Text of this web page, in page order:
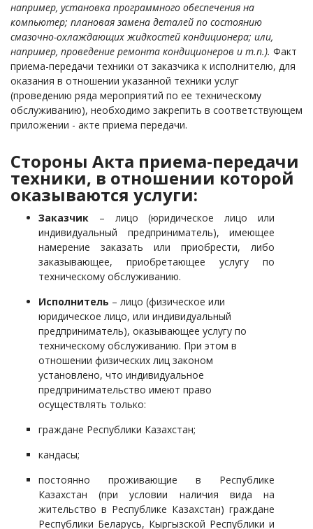
например, установка программного обеспечения на
компьютер; плановая замена деталей по состоянию
смазочно-охлаждающих жидкостей кондиционера; или,
например, проведение ремонта кондиционеров и т.п.). Факт
приема-передачи техники от заказчика к исполнителю, для
оказания в отношении указанной техники услуг
(проведению ряда мероприятий по ее техническому
обслуживанию), необходимо закрепить в соответствующем
приложении - акте приема передачи.
Стороны Акта приема-передачи
техники, в отношении которой
оказываются услуги:
Заказчик – лицо (юридическое лицо или
индивидуальный предприниматель), имеющее
намерение заказать или приобрести, либо
заказывающее, приобретающее услугу по
техническому обслуживанию.
Исполнитель – лицо (физическое или
юридическое лицо, или индивидуальный
предприниматель), оказывающее услугу по
техническому обслуживанию. При этом в
отношении физических лиц законом
установлено, что индивидуальное
предпринимательство имеют право
осуществлять только:
граждане Республики Казахстан;
кандасы;
постоянно проживающие в Республике
Казахстан (при условии наличия вида на
жительство в Республике Казахстан) граждане
Республики Беларусь, Кыргызской Республики и